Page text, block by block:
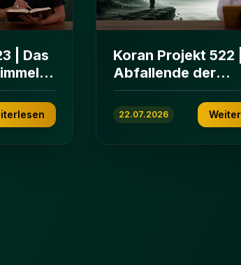
| Das
Āl
Koran Projekt 522 |
Abfallende der
islamischen
Gemeinschaft |
ʿImrān 86-102
22.07.2026